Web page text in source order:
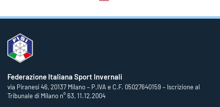
Federazione Italiana Sport Invernali
via Piranesi 46, 20137 Milano – P.IVA e C.F. 05027640159 – Iscrizione al
Tribunale di Milano n° 63, 11.12.2004